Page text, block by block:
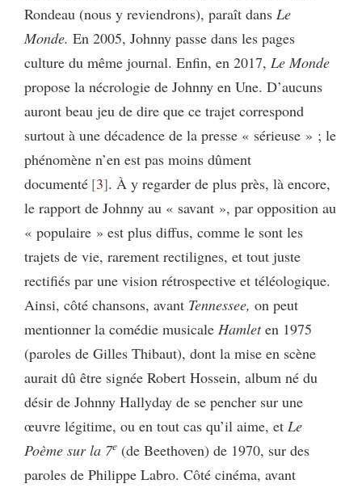
Rondeau (nous y reviendrons), paraît dans Le
Monde. En 2005, Johnny passe dans les pages
culture du même journal. Enfin, en 2017, Le Monde
propose la nécrologie de Johnny en Une. D’aucuns
auront beau jeu de dire que ce trajet correspond
surtout à une décadence de la presse « sérieuse » ; le
phénomène n’en est pas moins dûment
documenté 3 . À y regarder de plus près, là encore,
le rapport de Johnny au « savant », par opposition au
« populaire » est plus diffus, comme le sont les
trajets de vie, rarement rectilignes, et tout juste
rectifiés par une vision rétrospective et téléologique.
Ainsi, côté chansons, avant Tennessee, on peut
mentionner la comédie musicale Hamleten 1975
(paroles de Gilles Thibaut), dont la mise en scène
aurait dû être signée Robert Hossein, album né du
désir de Johnny Hallyday de se pencher sur une
œuvre légitime, ou en tout cas qu’il aime, et Le
Poème sur la 7e (de Beethoven) de 1970, sur des
paroles de Philippe Labro. Côté cinéma, avant